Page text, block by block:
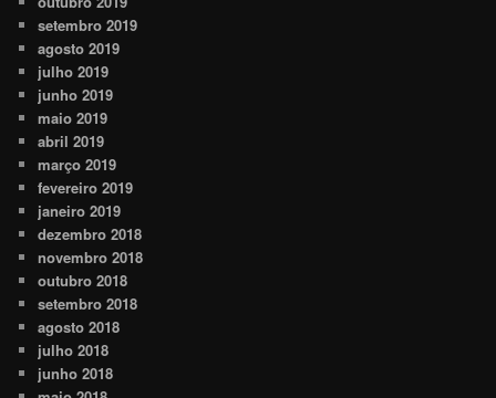
setembro 2019
agosto 2019
julho 2019
junho 2019
maio 2019
abril 2019
março 2019
fevereiro 2019
janeiro 2019
dezembro 2018
novembro 2018
outubro 2018
setembro 2018
agosto 2018
julho 2018
junho 2018